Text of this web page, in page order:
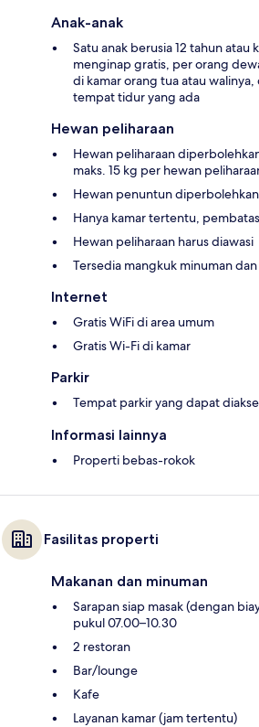
Anak-anak
Satu anak berusia 12 tahun atau
menginap gratis, per orang
di kamar orang tua atau
tempat tidur yang ada
Hewan peliharaan
Hewan peliharaan
maks. 15 kg per hewan
Hewan penuntun diperbolehkan
Hanya kamar tertentu,
Hewan peliharaan harus diawasi
Tersedia mangkuk minuman
Internet
Gratis WiFi di area umum
Gratis Wi-Fi di kamar
Parkir
Tempat parkir yang dapat
Informasi lainnya
Properti bebas-rokok
Fasilitas properti
Makanan dan minuman
Sarapan siap masak (dengan
pukul 07.00–10.30
2 restoran
Bar/lounge
Kafe
Layanan kamar (jam tertentu)